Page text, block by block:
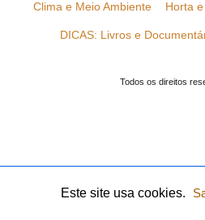
Clima e Meio Ambiente Horta
DICAS: Livros e
Todos os direitos
Este site usa cookies.